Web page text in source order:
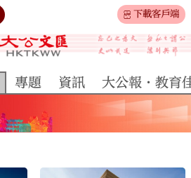
下載客戶端
專題 資訊 大公報·教育